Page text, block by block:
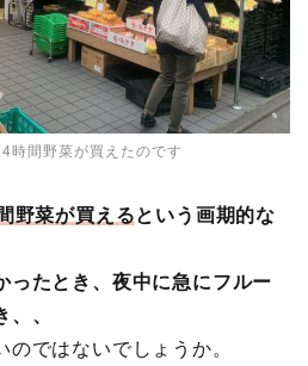
時間野菜が買えたのです
野菜が買えるという画期的な
ったとき、夜中に急にフルー
、
ではないでしょうか。